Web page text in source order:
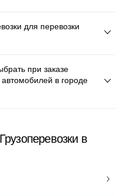
для перевозки
при заказе
автомобилей в городе
в